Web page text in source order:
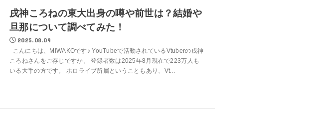
戌神ころねの東大出身の噂や前世は？結婚や
旦那について調べてみた！
2025.08.09
こんにちは、MIWAKOです♪ YouTubeで活動されているVtuberの戌神
ころねさんをご存じですか。 登録者数は2025年8月現在で223万人も
いる大手の方です。 ホロライブ所属ということもあり、Vt...